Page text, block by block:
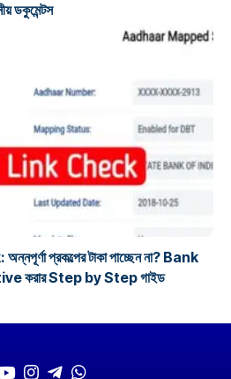
ডকুমেন্টস
প্রকল্পের টাকা পাচ্ছেন না? Bank
করার Step by Step গাইড